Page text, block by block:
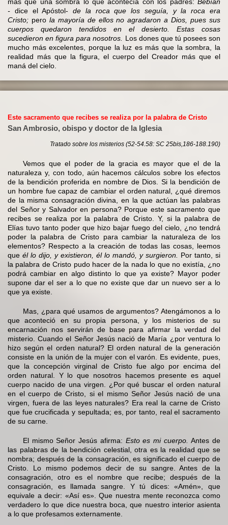
- dice el Apóstol-de la roca que los seguía, y la roca era
Cristo; pero la mayoría de ellos no agradaron a Dios, pues sus
cuerpos quedaron tendidos en el desierto. Estas
cosas
sucedieron en figura para nosotros.
Los dones que tú posees son
mucho más excelentes, porque la luz es más que la sombra, la
realidad más que la figura, el cuerpo del Creador más que el
maná del cielo.
Este sacramento que recibes se realiza por la palabra de Cristo
San Ambrosio, obispo y doctor de la Iglesia
Tratado sobre los misterios (52-54.58: SC 25bis,186-188.190)
Vemos que el poder de la gracia es mayor que el de la
naturaleza y, con todo, aún hacemos cálculos sobre los efectos
de la bendición proferida en nombre de Dios. Si la bendición de
un hombre fue capaz de cambiar el orden natural, ¿qué diremos
de la misma consagración divina, en la que actúan las palabras
del Señor y Salvador en persona? Porque este sacramento que
recibes se realiza por la palabra de Cristo. Y, si la palabra de
Elías tuvo tanto poder que hizo bajar fuego del cielo, ¿no tendrá
poder la palabra de Cristo para cambiar la naturaleza de los
elementos? Respecto a la creación de todas las cosas, leemos
que él lo dijo, y existieron, él lo mandó, y surgieron.
Por tanto, si
la palabra de Cristo pudo hacer de la nada lo que no existía, ¿no
podrá cambiar en algo distinto lo que ya existe? Mayor poder
supone dar el ser a lo que no existe que dar un nuevo ser a lo
que ya existe.
Mas, ¿para qué usamos de argumentos? Atengámonos a lo
que aconteció en su propia persona, y los misterios de su
encarnación nos servirán de base para afirmar la verdad del
misterio. Cuando el Señor Jesús nació de María ¿por ventura lo
hizo según el orden natural? El orden natural de la generación
consiste en la unión de la mujer con el varón. Es evidente, pues,
que la concepción virginal de Cristo fue algo por encima del
orden natural. Y lo que nosotros hacemos presente es aquel
cuerpo nacido de una virgen. ¿Por qué buscar el orden natural
en el cuerpo de Cristo, si el mismo Señor Jesús nació de una
virgen, fuera de las leyes naturales? Era real la carne de Cristo
que fue crucificada y sepultada; es, por tanto, real el sacramento
de su carne.
El mismo Señor Jesús afirma: Esto es mi cuerpo. Antes de
las palabras de la bendición celestial, otra es la realidad que se
nombra; después de la consagración, es significado el cuerpo de
Cristo. Lo mismo podemos decir de su sangre. Antes de la
consagración, otro es el nombre que recibe; después de la
consagración, es llamada sangre. Y tú dices: «Amén», que
equivale a decir: «Así es». Que nuestra mente reconozca como
verdadero lo que dice nuestra boca, que nuestro interior asienta
a lo que profesamos externamente.